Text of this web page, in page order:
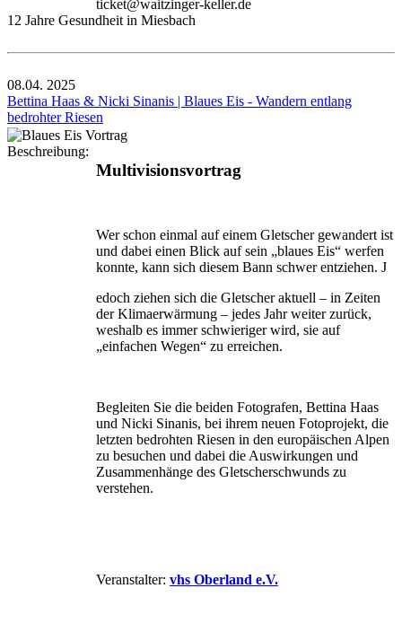
ticket@waitzinger-keller.de
12 Jahre Gesundheit in Miesbach
08.04. 2025
Bettina Haas & Nicki Sinanis | Blaues Eis - Wandern entlang
bedrohter Riesen
Beschreibung:
Multivisionsvortrag
Wer schon einmal auf einem Gletscher gewandert ist
und dabei einen Blick auf sein „blaues Eis“ werfen
konnte, kann sich diesem Bann schwer entziehen. J
edoch ziehen sich die Gletscher aktuell – in Zeiten
der Klimaerwärmung – jedes Jahr weiter zurück,
weshalb es immer schwieriger wird, sie auf
„einfachen Wegen“ zu erreichen.
Begleiten Sie die beiden Fotografen, Bettina Haas
und Nicki Sinanis, bei ihrem neuen Fotoprojekt, die
letzten bedrohten Riesen in den europäischen Alpen
zu besuchen und dabei die Auswirkungen und
Zusammen­hänge des Gletscherschwunds zu
verstehen.
Veranstalter: vhs Oberland e.V.